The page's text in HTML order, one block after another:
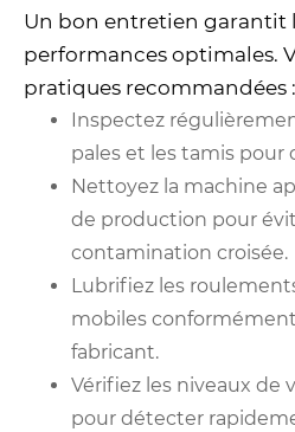
Un bon entretien garantit
performances optimales.
pratiques recommandées :
Inspectez
pales et les tamis pour
Nettoyez la machine
de production pour
contamination croisée.
Lubrifiez les
mobiles
fabricant.
Vérifiez les niveaux de
pour détecter